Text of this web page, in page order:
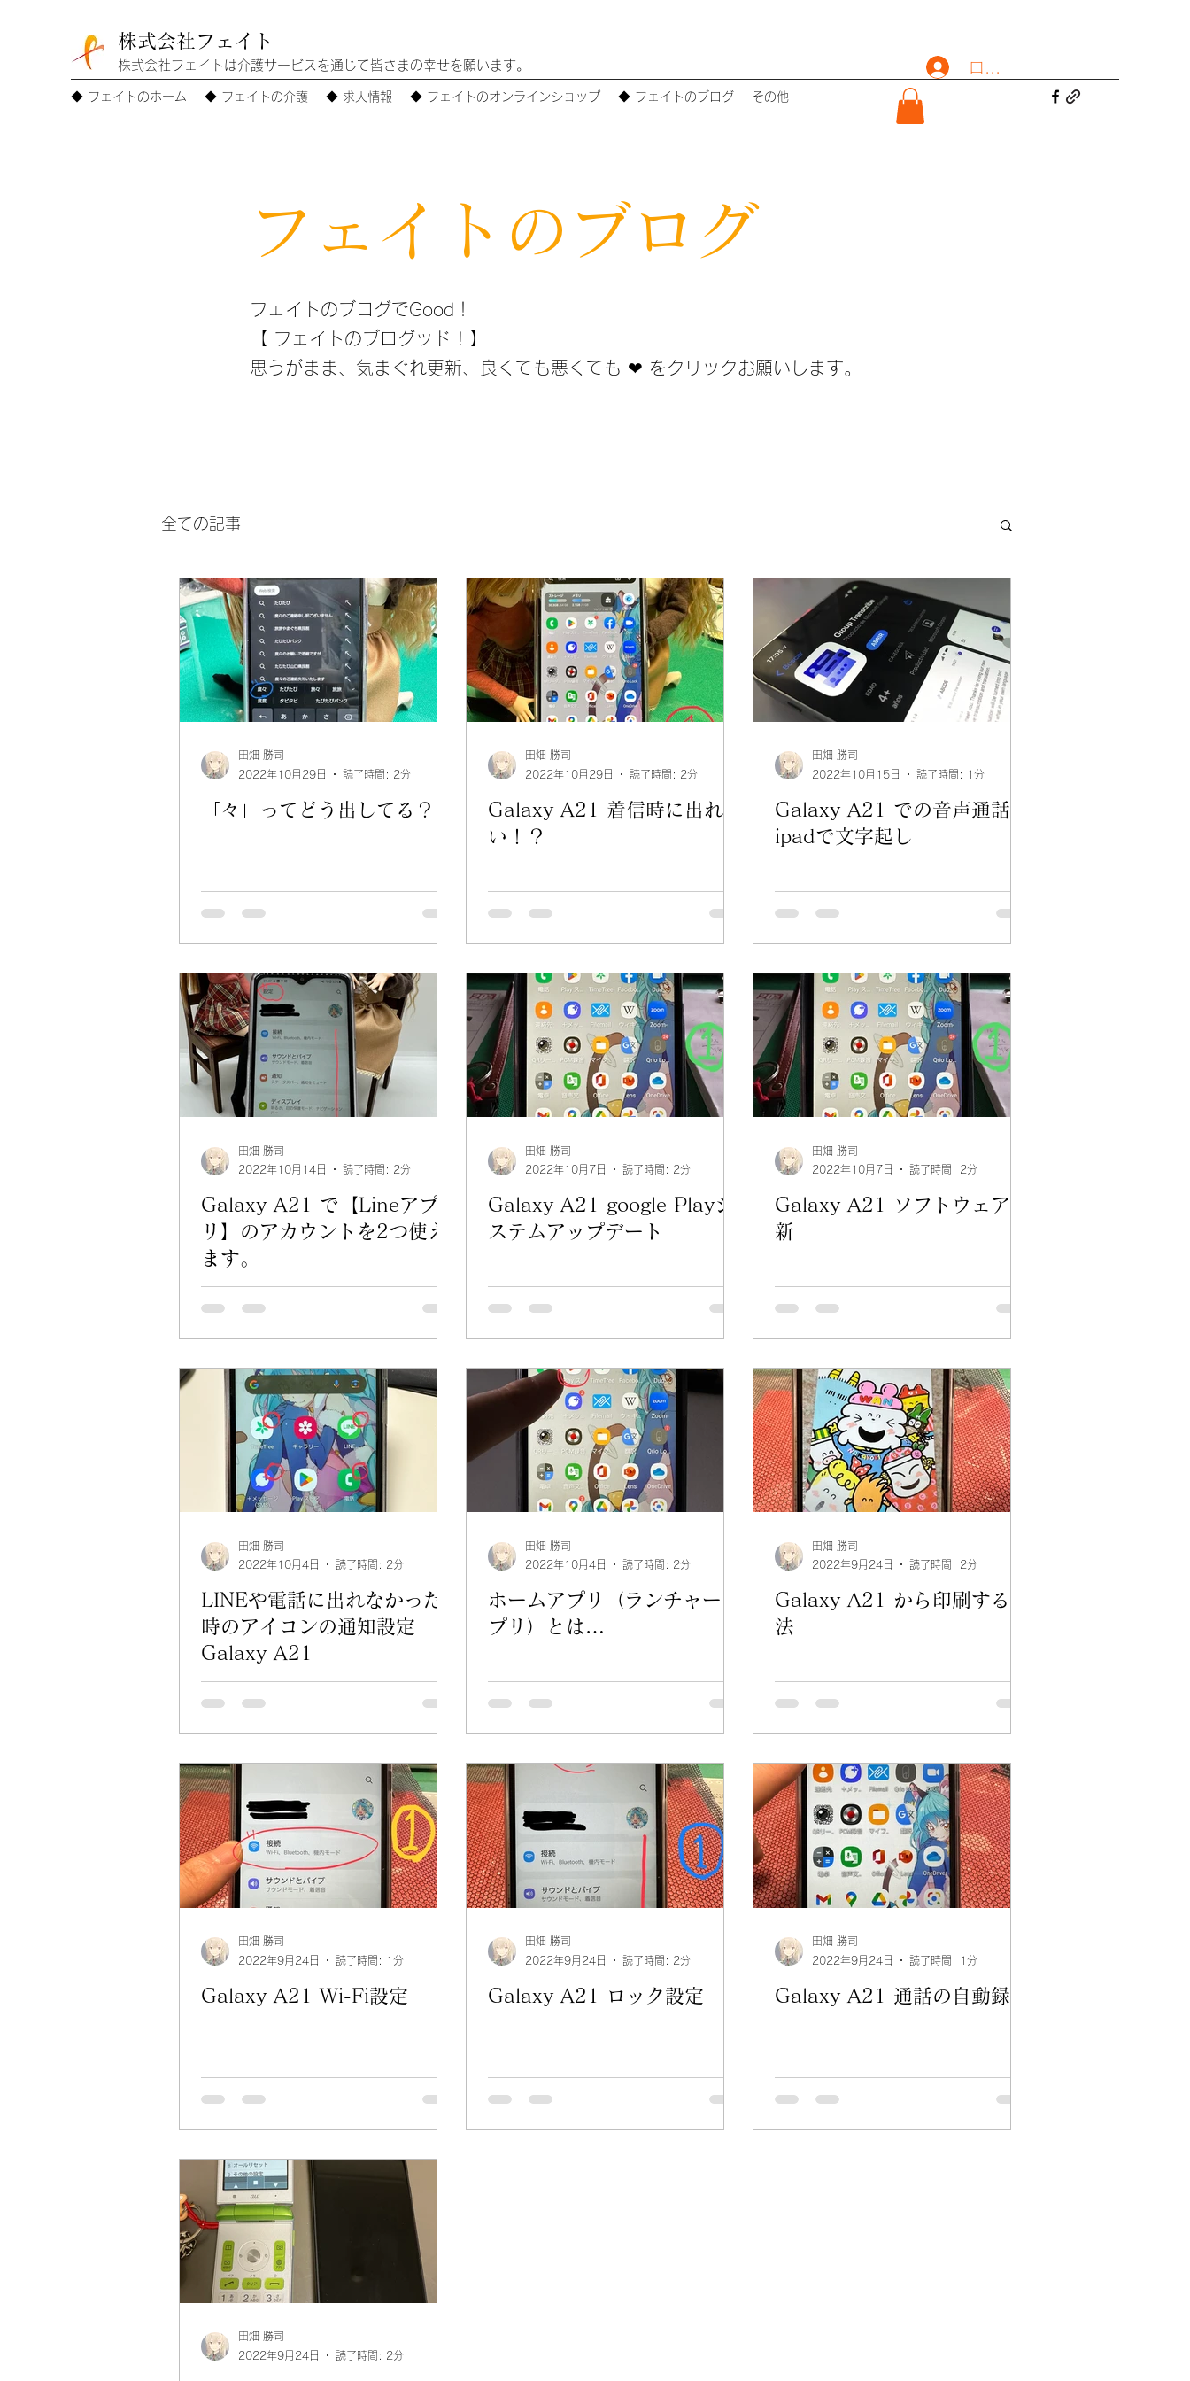
株式会社フェイト
株式会社フェイトは介護サービスを通じて皆さまの幸せを願います。
◆ フェイトのホーム ◆ フェイトの介護 ◆ 求人情報 ◆ フェイトのオンラインショップ ◆ フェイトのブログ その他
ログイン
フェイトのブログ
フェイトのブログでGood！
【 フェイトのブログッド ! 】
思うがまま、気まぐれ更新、​良くても悪くても ❤ をクリックお願いします。​
全ての記事
「々」ってどう出してる？
田畑 勝司
2022年10月29日
読了時間: 2分
Galaxy A21 着信時に出れな
い！？
田畑 勝司
2022年10月29日
読了時間: 2分
Galaxy A21 での音声通話を
ipadで文字起し
田畑 勝司
2022年10月15日
読了時間: 1分
Galaxy A21 で【Lineアプ
リ】のアカウントを2つ使え
ます。
田畑 勝司
2022年10月14日
読了時間: 2分
Galaxy A21 google Playシ
ステムアップデート
田畑 勝司
2022年10月7日
読了時間: 2分
Galaxy A21 ソフトウェア更
新
田畑 勝司
2022年10月7日
読了時間: 2分
LINEや電話に出れなかった
時のアイコンの通知設定
Galaxy A21
田畑 勝司
2022年10月4日
読了時間: 2分
ホームアプリ（ランチャーア
プリ）とは…
田畑 勝司
2022年10月4日
読了時間: 2分
Galaxy A21 から印刷する方
法
田畑 勝司
2022年9月24日
読了時間: 2分
Galaxy A21 Wi-Fi設定
田畑 勝司
2022年9月24日
読了時間: 1分
Galaxy A21 ロック設定
田畑 勝司
2022年9月24日
読了時間: 2分
Galaxy A21 通話の自動録音
田畑 勝司
2022年9月24日
読了時間: 1分
田畑 勝司
2022年9月24日
読了時間: 2分